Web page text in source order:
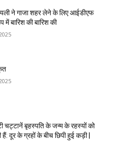
ने गाजा शहर लेने के लिए आईडीएफ
बारिश की बारिश की
चट्टानें बृहस्पति के जन्म के रहस्यों को
दूर के ग्रहों के बीच छिपी हुई कड़ी |